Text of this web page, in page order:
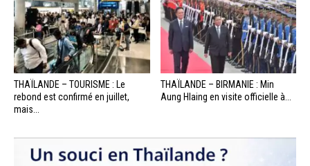
THAÏLANDE – TOURISME : Le
rebond est confirmé en juillet,
mais...
THAÏLANDE – BIRMANIE : Min
Aung Hlaing en visite officielle à...